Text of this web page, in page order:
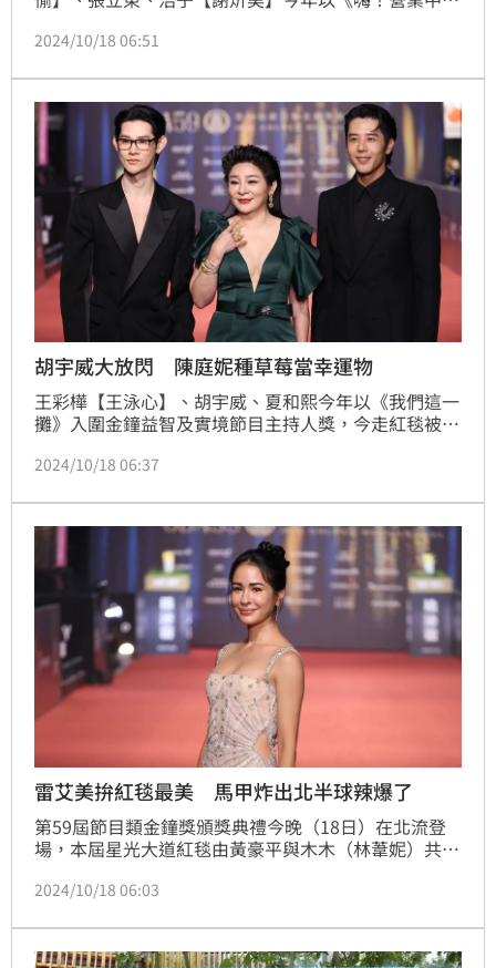
智凱報導
2024/10/18 06:51
胡宇威大放閃 陳庭妮種草莓當幸運物
王彩樺【王泳心】、胡宇威、夏和熙今年以《我們這一
攤》入圍金鐘益智及實境節目主持人獎，今走紅毯被問
2024/10/18 06:37
雷艾美拚紅毯最美 馬甲炸出北半球辣爆了
第59屆節目類金鐘獎頒獎典禮今晚（18日）在北流登
場，本屆星光大道紅毯由黃豪平與木木（林葦妮）共同
及實境節目主持人」的雷艾美，與搭擋黃仕傑、
紅毯。
2024/10/18 06:03